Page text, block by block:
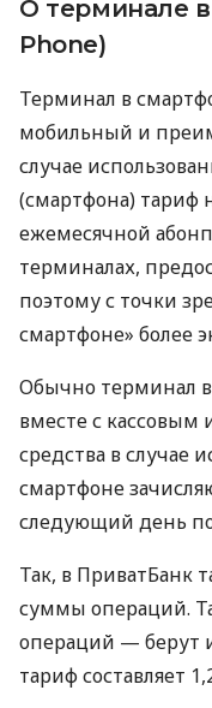
О терминале
Phone)
Терминал в
мобильный и
случае
(смартфона) тариф
ежемесячной
терминалах,
поэтому с точки
смартфоне» более
Обычно терминал в
вместе с
средства в случае
смартфоне
следующий день
Так, в ПриватБанк
суммы операций.
операций — берут
тариф составляет